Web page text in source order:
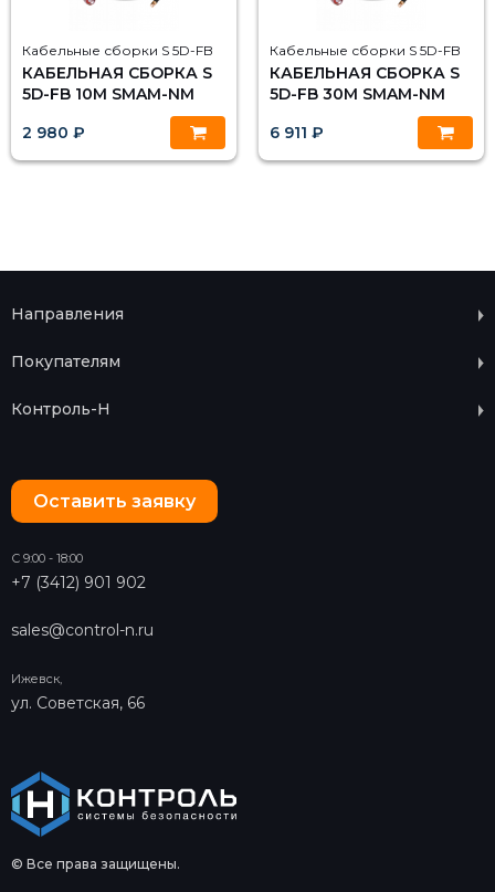
Кабельные сборки S 5D-FB
КАБЕЛЬНАЯ СБОРКА S
5D-FB 10М SMAM-NM
2 980 ₽
Кабельные сборки S 5D-FB
КАБЕЛЬНАЯ СБОРКА S
5D-FB 30М SMAM-NM
6 911 ₽
© Все права защищены.
Оставить заявку
С 9:00 - 18:00
+7 (3412) 901 902
sales@control-n.ru
Ижевск,
ул. Советская, 66
Направления
Покупателям
Контроль-Н